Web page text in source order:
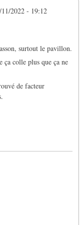
2022 - 19:12
surtout le pavillon.
ça colle plus que ça ne
de facteur